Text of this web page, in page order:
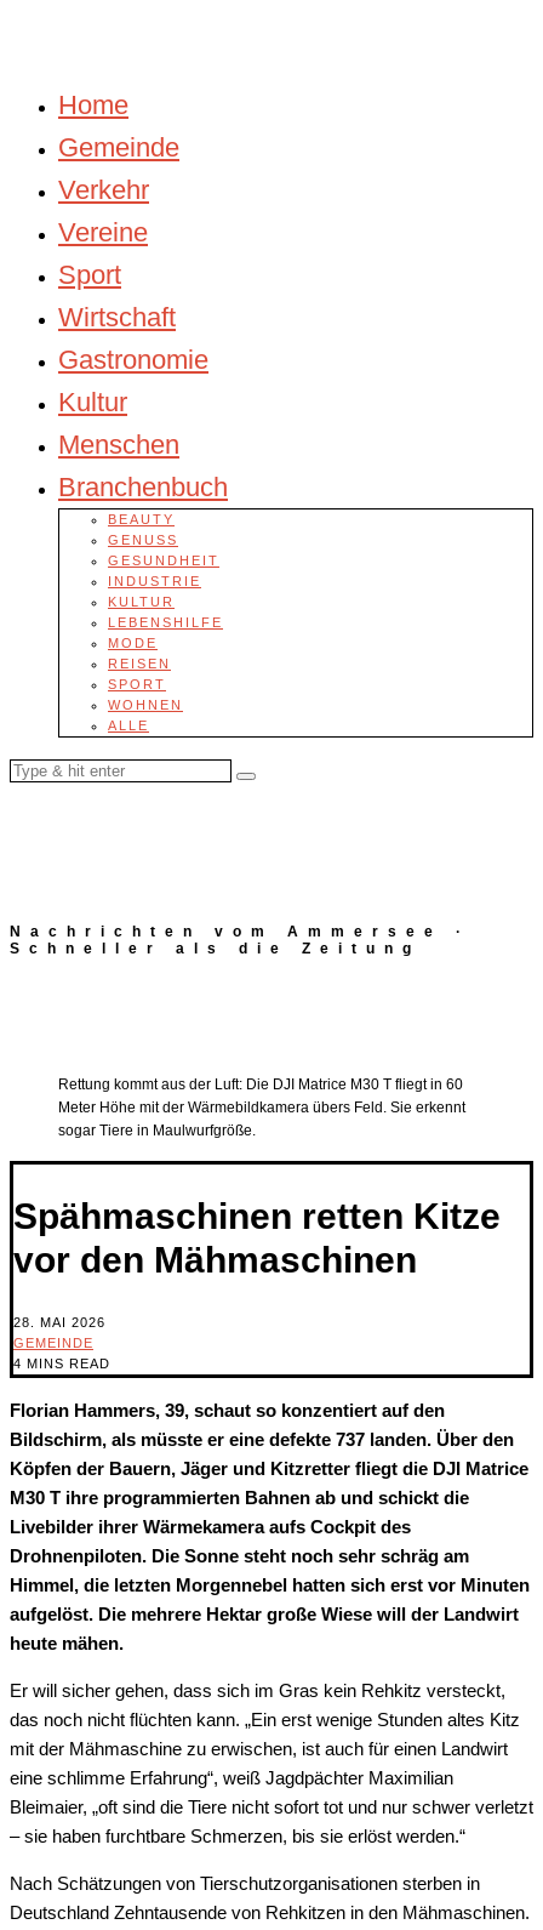
Home
Gemeinde
Verkehr
Vereine
Sport
Wirtschaft
Gastronomie
Kultur
Menschen
Branchenbuch
BEAUTY
GENUSS
GESUNDHEIT
INDUSTRIE
KULTUR
LEBENSHILFE
MODE
REISEN
SPORT
WOHNEN
ALLE
Nachrichten vom Ammersee ·
Schneller als die Zeitung
Rettung kommt aus der Luft: Die DJI Matrice M30 T fliegt in 60
Meter Höhe mit der Wärmebildkamera übers Feld. Sie erkennt
sogar Tiere in Maulwurfgröße.
Spähmaschinen retten Kitze
vor den Mähmaschinen
28. MAI 2026
GEMEINDE
4 MINS READ
Florian Hammers, 39, schaut so konzentiert auf den
Bildschirm, als müsste er eine defekte 737 landen. Über den
Köpfen der Bauern, Jäger und Kitzretter fliegt die DJI Matrice
M30 T ihre programmierten Bahnen ab und schickt die
Livebilder ihrer Wärmekamera aufs Cockpit des
Drohnenpiloten. Die Sonne steht noch sehr schräg am
Himmel, die letzten Morgennebel hatten sich erst vor Minuten
aufgelöst. Die mehrere Hektar große Wiese will der Landwirt
heute mähen.
Er will sicher gehen, dass sich im Gras kein Rehkitz versteckt,
das noch nicht flüchten kann. „Ein erst wenige Stunden altes Kitz
mit der Mähmaschine zu erwischen, ist auch für einen Landwirt
eine schlimme Erfahrung“, weiß Jagdpächter Maximilian
Bleimaier, „oft sind die Tiere nicht sofort tot und nur schwer verletzt
– sie haben furchtbare Schmerzen, bis sie erlöst werden.“
Nach Schätzungen von Tierschutzorganisationen sterben in
Deutschland Zehntausende von Rehkitzen in den Mähmaschinen.